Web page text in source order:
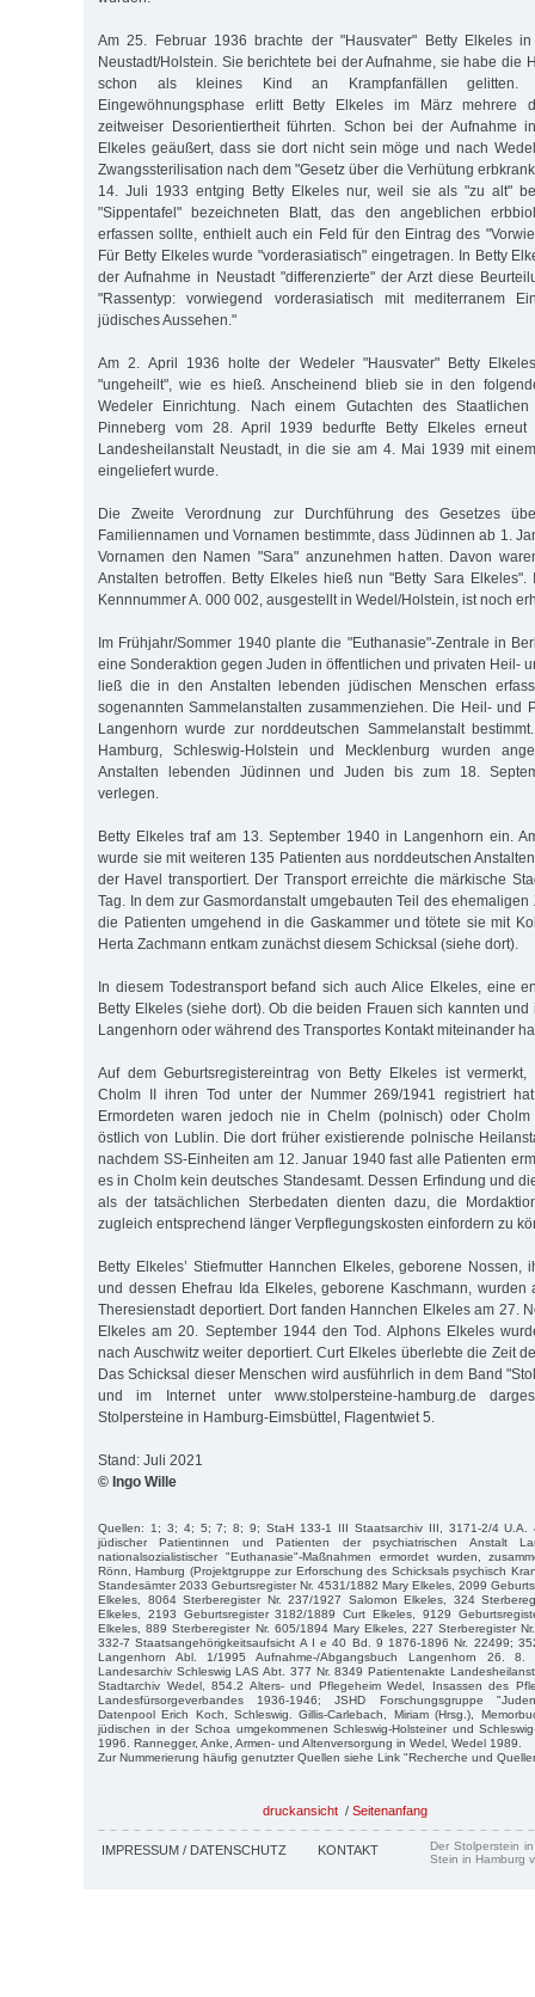
Am 25. Februar 1936 brachte der "Hausvater" Betty Elkeles
Neustadt/Holstein. Sie berichtete bei der Aufnahme, sie habe die
schon als kleines Kind an Krampfanfällen gelitten.
Eingewöhnungsphase erlitt Betty Elkeles im März mehrere
zeitweiser Desorientiertheit führten. Schon bei der Aufnahme
Elkeles geäußert, dass sie dort nicht sein möge und nach
Zwangssterilisation nach dem "Gesetz über die Verhütung
14. Juli 1933 entging Betty Elkeles nur, weil sie als "zu alt"
"Sippentafel" bezeichneten Blatt, das den angeblichen
erfassen sollte, enthielt auch ein Feld für den Eintrag des
Für Betty Elkeles wurde "vorderasiatisch" eingetragen. In Betty
der Aufnahme in Neustadt "differenzierte" der Arzt diese
"Rassentyp: vorwiegend vorderasiatisch mit mediterranem
jüdisches Aussehen."
Am 2. April 1936 holte der Wedeler "Hausvater" Betty
"ungeheilt", wie es hieß. Anscheinend blieb sie in den
Wedeler Einrichtung. Nach einem Gutachten des Staatlichen
Pinneberg vom 28. April 1939 bedurfte Betty Elkeles
Landesheilanstalt Neustadt, in die sie am 4. Mai 1939 mit
eingeliefert wurde.
Die Zweite Verordnung zur Durchführung des Gesetzes
Familiennamen und Vornamen bestimmte, dass Jüdinnen ab 1.
Vornamen den Namen "Sara" anzunehmen hatten. Davon
Anstalten betroffen. Betty Elkeles hieß nun "Betty Sara Elkeles".
Kennnummer A. 000 002, ausgestellt in Wedel/Holstein, ist noch
Im Frühjahr/Sommer 1940 plante die "Euthanasie"-Zentrale in
eine Sonderaktion gegen Juden in öffentlichen und privaten Heil-
ließ die in den Anstalten lebenden jüdischen Menschen
sogenannten Sammelanstalten zusammenziehen. Die Heil- und
Langenhorn wurde zur norddeutschen Sammelanstalt
Hamburg, Schleswig-Holstein und Mecklenburg wurden
Anstalten lebenden Jüdinnen und Juden bis zum 18.
verlegen.
Betty Elkeles traf am 13. September 1940 in Langenhorn ein.
wurde sie mit weiteren 135 Patienten aus norddeutschen
der Havel transportiert. Der Transport erreichte die märkische
Tag. In dem zur Gasmordanstalt umgebauten Teil des
die Patienten umgehend in die Gaskammer und tötete sie mit
Herta Zachmann entkam zunächst diesem Schicksal (siehe dort).
In diesem Todestransport befand sich auch Alice Elkeles, eine
Betty Elkeles (siehe dort). Ob die beiden Frauen sich kannten
Langenhorn oder während des Transportes Kontakt miteinander
Auf dem Geburtsregistereintrag von Betty Elkeles ist vermerkt,
Cholm II ihren Tod unter der Nummer 269/1941 registriert
Ermordeten waren jedoch nie in Chelm (polnisch) oder Cholm
östlich von Lublin. Die dort früher existierende polnische
nachdem SS-Einheiten am 12. Januar 1940 fast alle Patienten
es in Cholm kein deutsches Standesamt. Dessen Erfindung und
als der tatsächlichen Sterbedaten dienten dazu, die
zugleich entsprechend länger Verpflegungskosten einfordern zu
Betty Elkeles’ Stiefmutter Hannchen Elkeles, geborene Nossen,
und dessen Ehefrau Ida Elkeles, geborene Kaschmann,
Theresienstadt deportiert. Dort fanden Hannchen Elkeles am 27.
Elkeles am 20. September 1944 den Tod. Alphons Elkeles
nach Auschwitz weiter deportiert. Curt Elkeles überlebte die Zeit
Das Schicksal dieser Menschen wird ausführlich in dem Band
und im Internet unter www.stolpersteine-hamburg.de
Stolpersteine in Hamburg-Eimsbüttel, Flagentwiet 5.
Stand: Juli 2021
© Ingo Wille
Quellen: 1; 3; 4; 5; 7; 8; 9; StaH 133-1 III Staatsarchiv III, 3171-2/4 U.A.
jüdischer Patientinnen und Patienten der psychiatrischen Anstalt
nationalsozialistischer "Euthanasie"-Maßnahmen ermordet wurden,
Rönn, Hamburg (Projektgruppe zur Erforschung des Schicksals psychisch
Standesämter 2033 Geburtsregister Nr. 4531/1882 Mary Elkeles, 2099
Elkeles, 8064 Sterberegister Nr. 237/1927 Salomon Elkeles, 324
Elkeles, 2193 Geburtsregister 3182/1889 Curt Elkeles, 9129
Elkeles, 889 Sterberegister Nr. 605/1894 Mary Elkeles, 227 Sterberegister
332-7 Staatsangehörigkeitsaufsicht A I e 40 Bd. 9 1876-1896 Nr. 22499;
Langenhorn Abl. 1/1995 Aufnahme-/Abgangsbuch Langenhorn 26.
Landesarchiv Schleswig LAS Abt. 377 Nr. 8349 Patientenakte
Stadtarchiv Wedel, 854.2 Alters- und Pflegeheim Wedel, Insassen des
Landesfürsorgeverbandes 1936-1946; JSHD Forschungsgruppe
Datenpool Erich Koch, Schleswig. Gillis-Carlebach, Miriam (Hrsg.),
jüdischen in der Schoa umgekommenen Schleswig-Holsteiner und
1996. Rannegger, Anke, Armen- und Altenversorgung in Wedel, Wedel 1989.
Zur Nummerierung häufig genutzter Quellen siehe Link "Recherche und
druckansicht / Seitenanfang
IMPRESSUM / DATENSCHUTZ KONTAKT
Der Stolperstein
Stein in Hamburg